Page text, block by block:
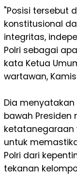
"Posisi tersebut
konstitusional
integritas,
Polri sebagai
kata Ketua
wartawan,
Dia menyatakan
bawah Presiden
ketatanegaraan
untuk
Polri dari
tekanan